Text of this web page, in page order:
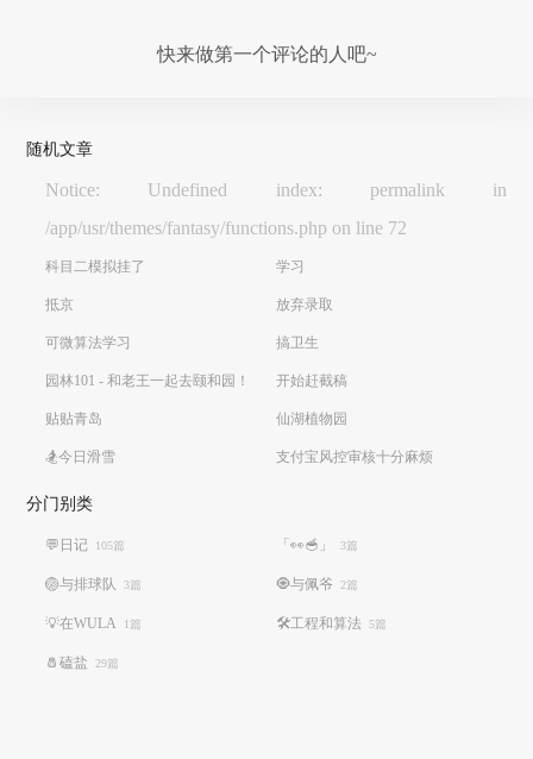
快来做第一个评论的人吧~
随机文章
Notice: Undefined index: permalink in
/app/usr/themes/fantasy/functions.php on line 72
科目二模拟挂了 学习
抵京 放弃录取
可微算法学习 搞卫生
园林101 - 和老王一起去颐和园！ 开始赶截稿
贴贴青岛 仙湖植物园
🏂今日滑雪 支付宝风控审核十分麻烦
分门别类
💬日记 105篇 「👀🥣」 3篇
🏐️与排球队 3篇 🧿与佩爷 2篇
💡在WULA 1篇 🛠️工程和算法 5篇
🧂磕盐 29篇